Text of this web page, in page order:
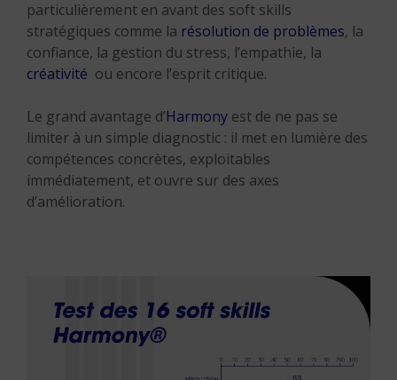
particulièrement en avant des soft skills
stratégiques comme la résolution de problèmes, la
confiance, la gestion du stress, l’empathie, la
créativité ou encore l’esprit critique.
Le grand avantage d’Harmony est de ne pas se
limiter à un simple diagnostic : il met en lumière des
compétences concrètes, exploitables
immédiatement, et ouvre sur des axes
d’amélioration.